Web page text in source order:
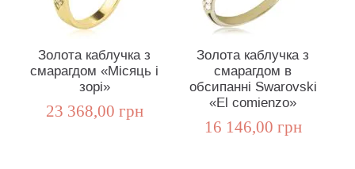
Золота каблучка з
смарагдом «Місяць і
зорі»
23 368,00 грн
Золота каблучка з
смарагдом в
обсипанні Swarovski
«El comienzo»
16 146,00 грн